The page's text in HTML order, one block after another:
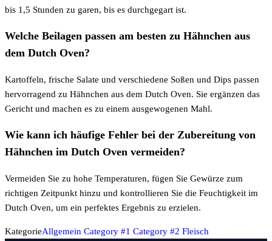
bis 1,5 Stunden zu garen, bis es durchgegart ist.
Welche Beilagen passen am besten zu Hähnchen aus
dem Dutch Oven?
Kartoffeln, frische Salate und verschiedene Soßen und Dips passen
hervorragend zu Hähnchen aus dem Dutch Oven. Sie ergänzen das
Gericht und machen es zu einem ausgewogenen Mahl.
Wie kann ich häufige Fehler bei der Zubereitung von
Hähnchen im Dutch Oven vermeiden?
Vermeiden Sie zu hohe Temperaturen, fügen Sie Gewürze zum
richtigen Zeitpunkt hinzu und kontrollieren Sie die Feuchtigkeit im
Dutch Oven, um ein perfektes Ergebnis zu erzielen.
KategorieAllgemein Category #1 Category #2 Fleisch